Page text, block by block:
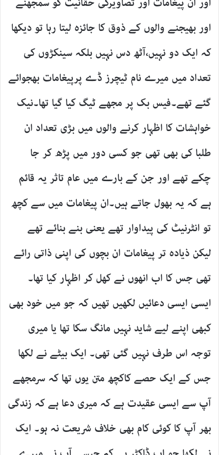
اور بھیجنے والوں کے ذوق کا جائزہ لیتا رہا تو دیکھا
کہ ایک دو نہیں،آٹھ دس نہیں بلکہ سینکڑوں کی
تعداد میں میرے نام ٹیچرز ڈے پرپیغامات بھجوائے
گئے تھے۔فیس بک پر مجھے ٹیگ کیا گیا تھا۔نیک
خواہشات کا اظہار کرنے والوں میں بڑی تعداد ان
طلبا کی بھی تھی جو کسی دور میں پڑھ کر جا
چکے تھے اور جن کے بارے میں عام تاثر یہ قائم
ہے کہ یہ بھول جاتے ہیں۔ان پیغامات میں سے کچھ
تو انٹرنیٹ کی پیداوار تھے یعنی بنے بنائے تھے
لیکن ذیادہ تر پیغامات ان بچوں کی اپنی ذاتی رائے
تھی جس کا اب انھوں نے کھل کر اظہار کیا تھا۔
ایسی ایسی دعائیں لکھیں تھیں کہ جو میں خود بھی
کبھی اپنے لیے شاید نہیں مانگ سکا تھا یا میری
توجہ اس طرف نہیں گئی تھی۔ ایک بیٹے نے لکھا
جس کے ایک حصے کاکچھ متن یوں تھا کہ سرمجھے
آپ سے ایسی عقیدت ہے کہ میری دعا ہے کہ زندگی
بھر آپ کا کوئی کام بھی خلاف شریعت نہ ہو۔ ایک